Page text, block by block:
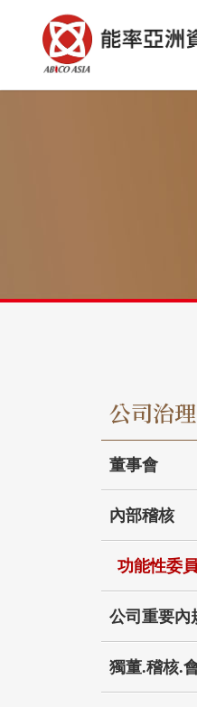
公司治理
董事會
內部稽核
功能性委
公司重要內
獨董.稽核.